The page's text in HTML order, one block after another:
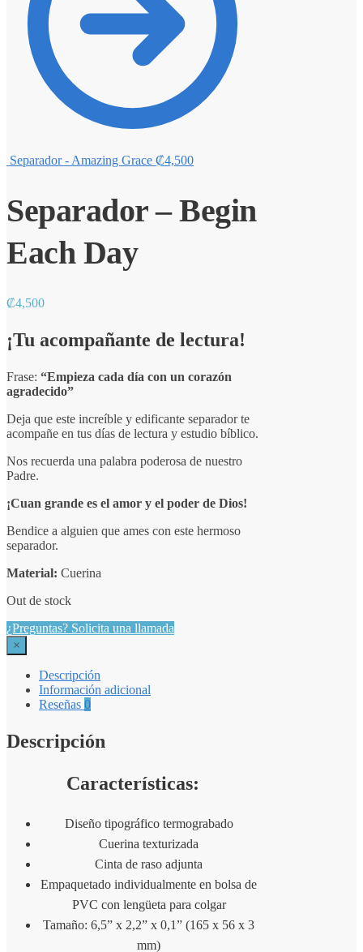
Separador - Amazing Grace ₡4,500
Separador – Begin
Each Day
₡4,500
¡Tu acompañante de lectura!
Frase: “Empieza cada día con un corazón
agradecido”
Deja que este increíble y edificante separador te
acompañe en tus días de lectura y estudio bíblico.
Nos recuerda una palabra poderosa de nuestro
Padre.
¡Cuan grande es el amor y el poder de Dios!
Bendice a alguien que ames con este hermoso
separador.
Material: Cuerina
Out de stock
¿Preguntas? Solicita una llamada
×
Descripción
Información adicional
Reseñas 0
Descripción
Características:
Diseño tipográfico termograbado
Cuerina texturizada
Cinta de raso adjunta
Empaquetado individualmente en bolsa de
PVC con lengüeta para colgar
Tamaño: 6,5” x 2,2” x 0,1” (165 x 56 x 3
mm)